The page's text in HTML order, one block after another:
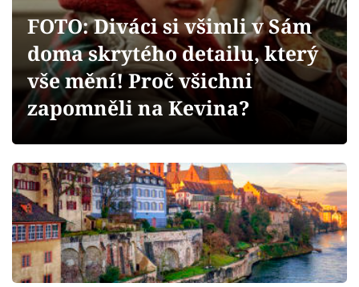
Videa
Sledujte prima+
Sledujte nás
FOTO: Diváci si všimli v Sám
doma skrytého detailu, který
vše mění! Proč všichni
zapomněli na Kevina?